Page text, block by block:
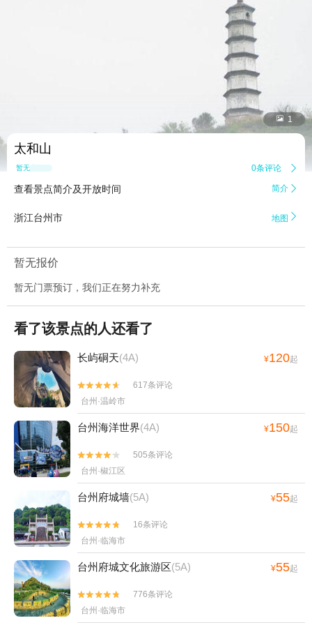
 1
太和山
暂无点评 0条评论 
查看景点简介及开放时间 简介 
浙江台州市 地图 
暂无报价
暂无门票预订，我们正在努力补充
看了该景点的人还看了
长屿硐天(4A) ¥120起


617条评论
台州·温岭市
台州海洋世界(4A) ¥150起


505条评论
台州·椒江区
台州府城墙(5A) ¥55起


16条评论
台州·临海市
台州府城文化旅游区(5A) ¥55起


776条评论
台州·临海市